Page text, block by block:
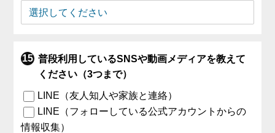
普段利用しているSNSや動画メディアを教えて
ください（3つまで）
LINE（友人知人や家族と連絡）
LINE（フォローしている公式アカウントからの
情報収集）